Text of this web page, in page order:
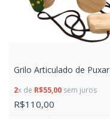
Grilo Articulado de Puxar
2x de R$55,00 sem juros
R$110,00